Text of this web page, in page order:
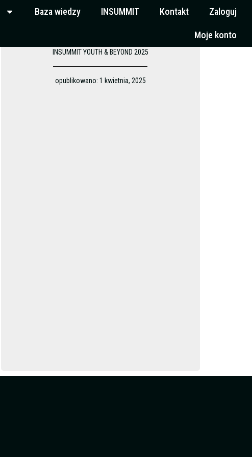
Baza wiedzy INSUMMIT Kontakt Zaloguj
Moje konto
INSUMMIT YOUTH & BEYOND 2025
opublikowano: 1 kwietnia, 2025